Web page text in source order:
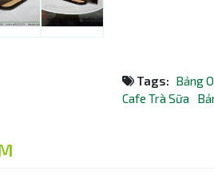
Tags: Bảng
Cafe Trà Sữa